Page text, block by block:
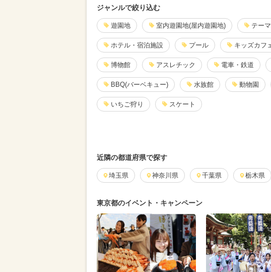
ジャンルで絞り込む
遊園地 室内遊園地(屋内遊園地) テー
ホテル・宿泊施設 プール キッズカフ
博物館 アスレチック 電車・鉄道
BBQ(バーベキュー) 水族館 動物園
いちご狩り スケート
近隣の都道府県で探す
埼玉県 神奈川県 千葉県 栃木県
東京都のイベント・キャンペーン